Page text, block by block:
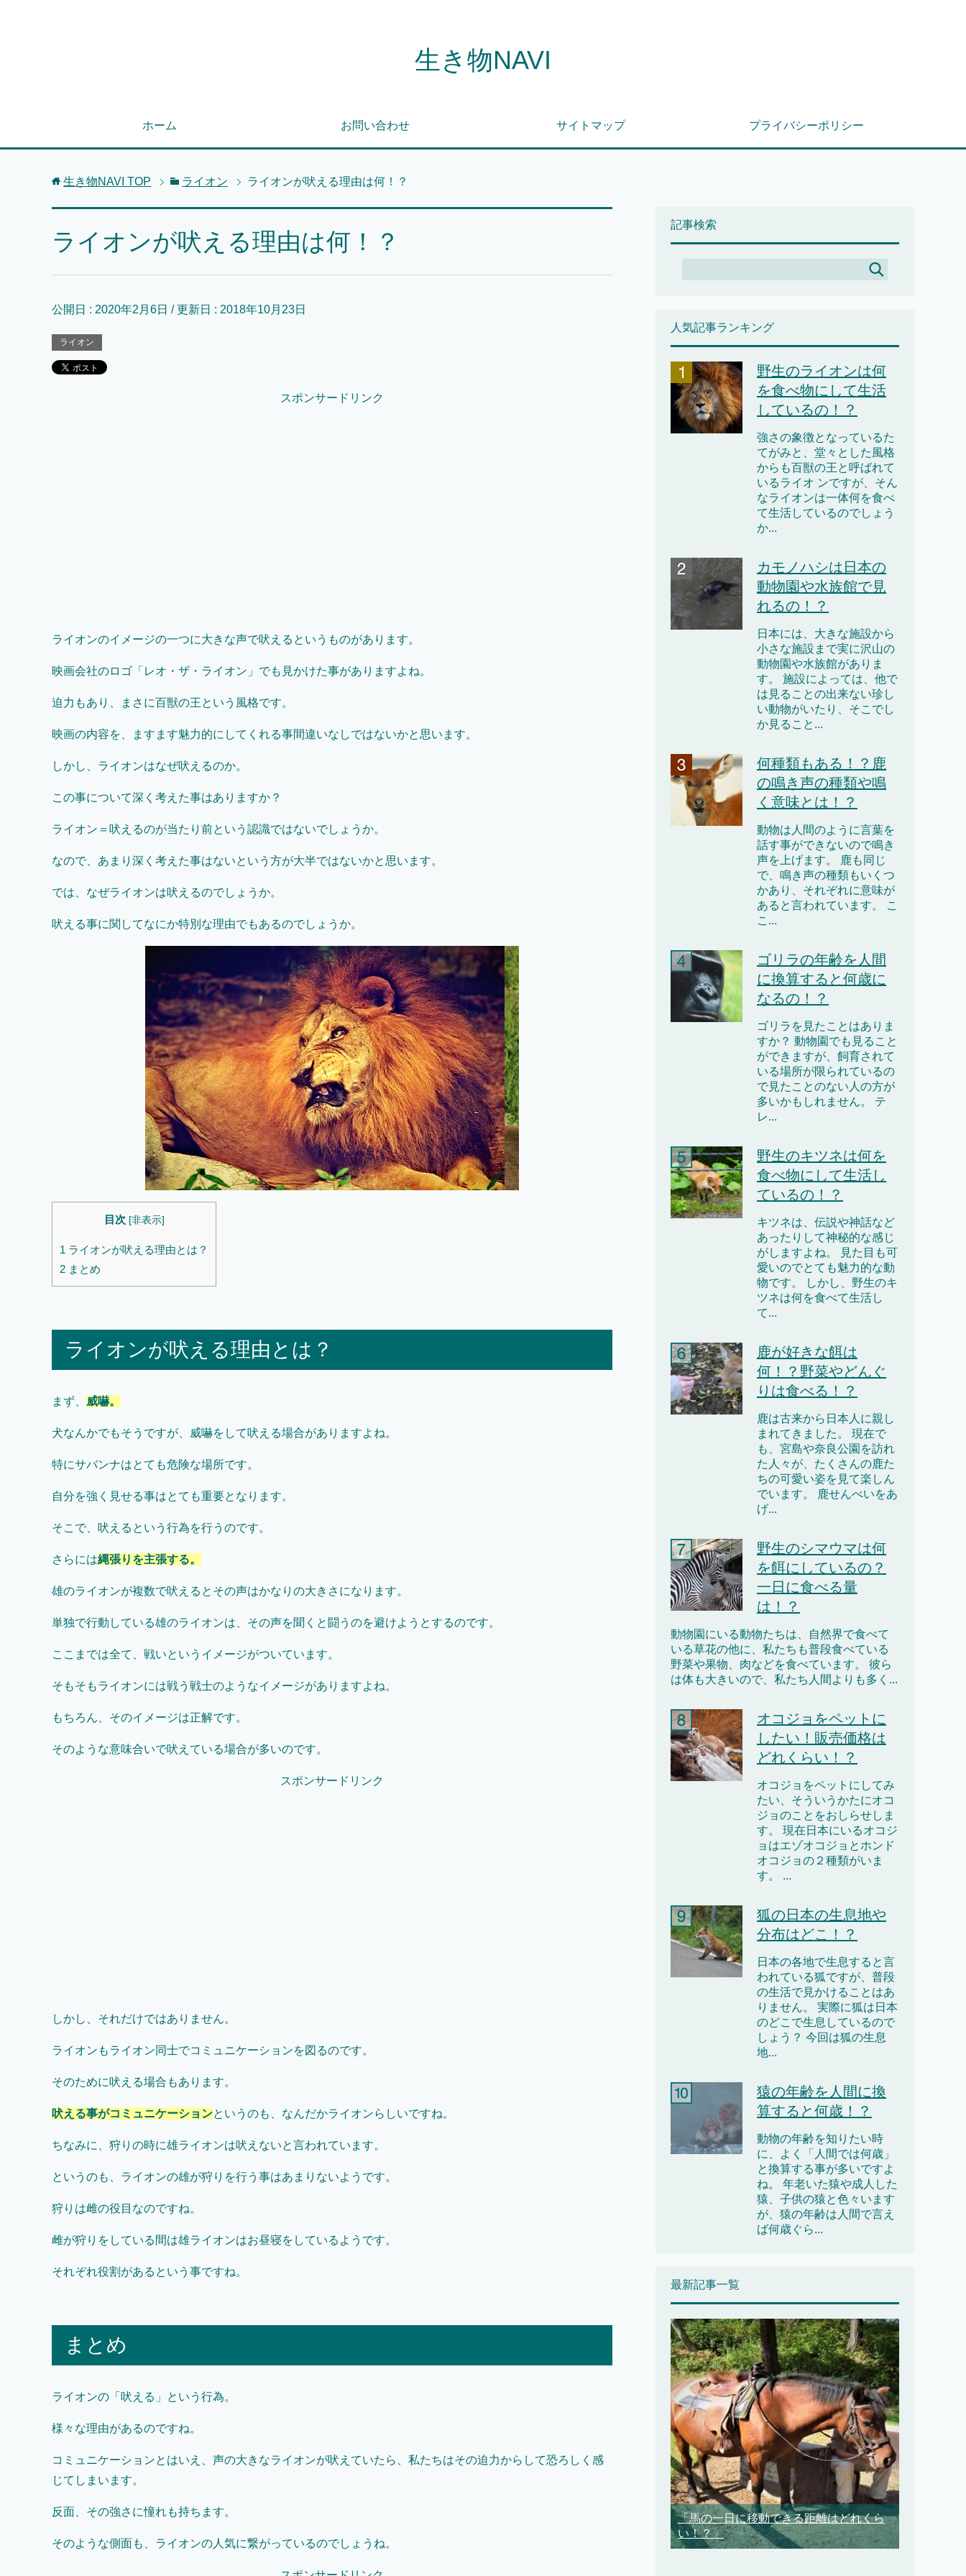
生き物NAVI
ホーム お問い合わせ サイトマップ プライバシーポリシー
生き物NAVI TOP ライオン ライオンが吠える理由は何！？
ライオンが吠える理由は何！？
公開日 : 2020年2月6日 / 更新日 : 2018年10月23日
ライオン
スポンサードリンク
ライオンのイメージの一つに大きな声で吠えるというものがあります。
映画会社のロゴ「レオ・ザ・ライオン」でも見かけた事がありますよね。
迫力もあり、まさに百獣の王という風格です。
映画の内容を、ますます魅力的にしてくれる事間違いなしではないかと思います。
しかし、ライオンはなぜ吠えるのか。
この事について深く考えた事はありますか？
ライオン＝吠えるのが当たり前という認識ではないでしょうか。
なので、あまり深く考えた事はないという方が大半ではないかと思います。
では、なぜライオンは吠えるのでしょうか。
吠える事に関してなにか特別な理由でもあるのでしょうか。
目次 [非表示]
1 ライオンが吠える理由とは？
2 まとめ
ライオンが吠える理由とは？
まず、 威嚇。
犬なんかでもそうですが、威嚇をして吠える場合がありますよね。
特にサバンナはとても危険な場所です。
自分を強く見せる事はとても重要となります。
そこで、吠えるという行為を行うのです。
さらには縄張りを主張する。
雄のライオンが複数で吠えるとその声はかなりの大きさになります。
単独で行動している雄のライオンは、その声を聞くと闘うのを避けようとするのです。
ここまでは全て、戦いというイメージがついています。
そもそもライオンには戦う戦士のようなイメージがありますよね。
もちろん、そのイメージは正解です。
そのような意味合いで吠えている場合が多いのです。
スポンサードリンク
しかし、それだけではありません。
ライオンもライオン同士でコミュニケーションを図るのです。
そのために吠える場合もあります。
吠える事がコミュニケーションというのも、なんだかライオンらしいですね。
ちなみに、狩りの時に雄ライオンは吠えないと言われています。
というのも、ライオンの雄が狩りを行う事はあまりないようです。
狩りは雌の役目なのですね。
雌が狩りをしている間は雄ライオンはお昼寝をしているようです。
それぞれ役割があるという事ですね。
まとめ
ライオンの「吠える」という行為。
様々な理由があるのですね。
コミュニケーションとはいえ、声の大きなライオンが吠えていたら、私たちはその迫力からして恐ろしく感
じてしまいます。
反面、その強さに憧れも持ちます。
そのような側面も、ライオンの人気に繋がっているのでしょうね。
記事検索
人気記事ランキング
野生のライオンは何
を食べ物にして生活
しているの！？
強さの象徴となっているた
てがみと、堂々とした風格
からも百獣の王と呼ばれて
いるライオ ンですが、そん
なライオンは一体何を食べ
て生活しているのでしょう
か...
カモノハシは日本の
動物園や水族館で見
れるの！？
日本には、大きな施設から
小さな施設まで実に沢山の
動物園や水族館がありま
す。 施設によっては、他で
は見ることの出来ない珍し
い動物がいたり、そこでし
か見ること...
何種類もある！？鹿
の鳴き声の種類や鳴
く意味とは！？
動物は人間のように言葉を
話す事ができないので鳴き
声を上げます。 鹿も同じ
で、鳴き声の種類もいくつ
かあり、それぞれに意味が
あると言われています。 こ
こ...
ゴリラの年齢を人間
に換算すると何歳に
なるの！？
ゴリラを見たことはありま
すか？ 動物園でも見ること
ができますが、飼育されて
いる場所が限られているの
で見たことのない人の方が
多いかもしれません。 テ
レ...
野生のキツネは何を
食べ物にして生活し
ているの！？
キツネは、伝説や神話など
あったりして神秘的な感じ
がしますよね。 見た目も可
愛いのでとても魅力的な動
物です。 しかし、野生のキ
ツネは何を食べて生活し
て...
鹿が好きな餌は
何！？野菜やどんぐ
りは食べる！？
鹿は古来から日本人に親し
まれてきました。 現在で
も、宮島や奈良公園を訪れ
た人々が、たくさんの鹿た
ちの可愛い姿を見て楽しん
でいます。 鹿せんべいをあ
げ...
野生のシマウマは何
を餌にしているの？
一日に食べる量
は！？
動物園にいる動物たちは、自然界で食べて
いる草花の他に、私たちも普段食べている
野菜や果物、肉などを食べています。 彼ら
は体も大きいので、私たち人間よりも多く...
オコジョをペットに
したい！販売価格は
どれくらい！？
オコジョをペットにしてみ
たい、そういうかたにオコ
ジョのことをおしらせしま
す。 現在日本にいるオコジ
ョはエゾオコジョとホンド
オコジョの２種類がいま
す。 ...
狐の日本の生息地や
分布はどこ！？
日本の各地で生息すると言
われている狐ですが、普段
の生活で見かけることはあ
りません。 実際に狐は日本
のどこで生息しているので
しょう？ 今回は狐の生息
地...
猿の年齢を人間に換
算すると何歳！？
動物の年齢を知りたい時
に、よく「人間では何歳」
と換算する事が多いですよ
ね。 年老いた猿や成人した
猿、子供の猿と色々います
が、猿の年齢は人間で言え
ば何歳ぐら...
最新記事一覧
「馬の一日に移動できる距離はどれくら
い！？」